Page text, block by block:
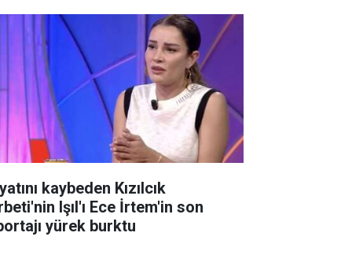
kaybeden Kızılcık
Işıl'ı Ece İrtem'in son
yürek burktu